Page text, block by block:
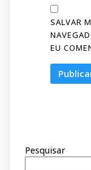
SALVAR
EU
Pesquisar